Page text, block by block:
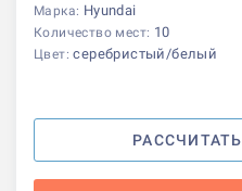
Марка: Hyundai
Количество мест: 10
Цвет:серебристый/белый